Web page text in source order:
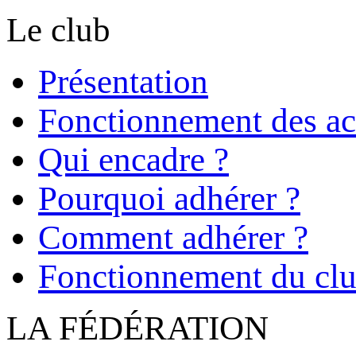
Le club
Présentation
Fonctionnement des
Qui encadre ?
Pourquoi adhérer ?
Comment adhérer ?
Fonctionnement du
LA FÉDÉRATION